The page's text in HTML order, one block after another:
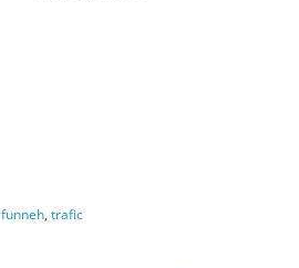
Şi uite ce face
funneh, trafic